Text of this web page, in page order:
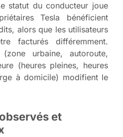
statut du conducteur joue
Tesla bénéficient
alors que les utilisateurs
facturés différemment.
urbaine, autoroute,
(heures pleines, heures
à domicile) modifient le
et